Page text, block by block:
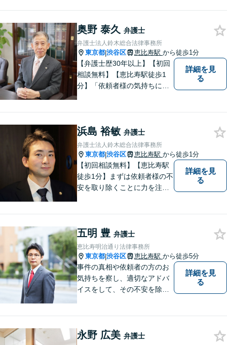
奥野 泰久 弁護士
弁護士法人鈴木総合法律事務所
東京都|渋谷区 恵比寿駅 から徒歩1分
【弁護士歴30年以上】【初回
相談無料】【恵比寿駅徒歩1
分】「依頼者様の気持ちにな
業法務・借金・刑事事件・労
働トラブル・離婚問題などお
悩みのことはぜひご相談下さ
い。
詳細を見
る
浜島 裕敏 弁護士
弁護士法人鈴木総合法律事務所
東京都|渋谷区 恵比寿駅 から徒歩1分
【初回相談無料】【恵比寿駅
徒歩1分】まずは依頼者様の不
安を取り除くことに力を注い
事件・労働トラブル・離婚問
題などお悩みのことはぜひご
相談ください。
詳細を見
る
五明 豊 弁護士
恵比寿明治通り法律事務所
東京都|渋谷区 恵比寿駅 から徒歩5分
事件の真相や依頼者の方のお
気持ちを察し、適切なアドバ
イスをして、その不安を除去
詳細を見
る
永野 広美 弁護士